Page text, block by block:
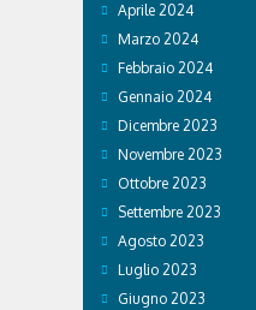
Aprile 2024
Marzo 2024
Febbraio 2024
Gennaio 2024
Dicembre 2023
Novembre 2023
Ottobre 2023
Settembre 2023
Agosto 2023
Luglio 2023
Giugno 2023